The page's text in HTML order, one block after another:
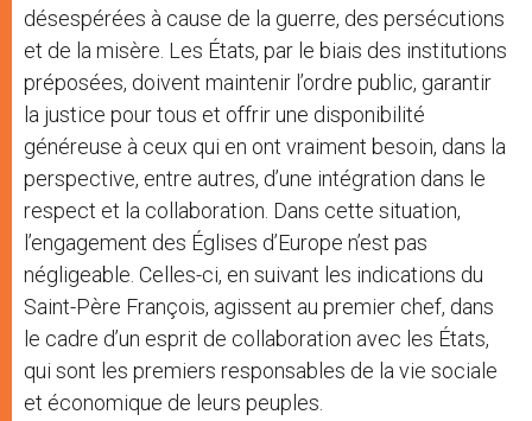
désespérées à cause de la guerre, des persécutions
et de la misère. Les États, par le biais des institutions
préposées, doivent maintenir l’ordre public, garantir
la justice pour tous et offrir une disponibilité
généreuse à ceux qui en ont vraiment besoin, dans la
perspective, entre autres, d’une intégration dans le
respect et la collaboration. Dans cette situation,
l’engagement des Églises d’Europe n’est pas
négligeable. Celles-ci, en suivant les indications du
Saint-Père François, agissent au premier chef, dans
le cadre d’un esprit de collaboration avec les États,
qui sont les premiers responsables de la vie sociale
et économique de leurs peuples.